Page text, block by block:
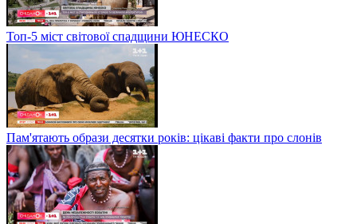
Топ-5 міст світової спадщини ЮНЕСКО
Пам'ятають образи десятки років: цікаві факти про слонів